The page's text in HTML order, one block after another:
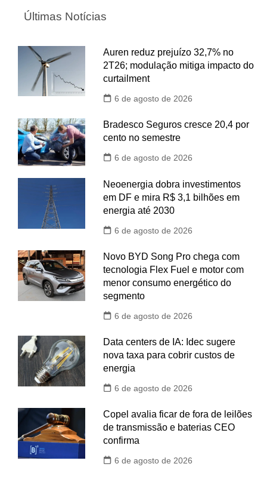
Últimas Notícias
Auren reduz prejuízo 32,7% no
2T26; modulação mitiga impacto do
curtailment
6 de agosto de 2026
Bradesco Seguros cresce 20,4 por
cento no semestre
6 de agosto de 2026
Neoenergia dobra investimentos
em DF e mira R$ 3,1 bilhões em
energia até 2030
6 de agosto de 2026
Novo BYD Song Pro chega com
tecnologia Flex Fuel e motor com
menor consumo energético do
segmento
6 de agosto de 2026
Data centers de IA: Idec sugere
nova taxa para cobrir custos de
energia
6 de agosto de 2026
Copel avalia ficar de fora de leilões
de transmissão e baterias CEO
confirma
6 de agosto de 2026